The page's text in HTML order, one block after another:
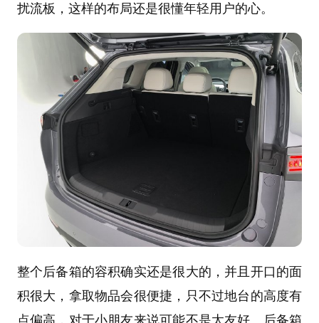
扰流板，这样的布局还是很懂年轻用户的心。
整个后备箱的容积确实还是很大的，并且开口的面
积很大，拿取物品会很便捷，只不过地台的高度有
点偏高，对于小朋友来说可能不是太友好。后备箱